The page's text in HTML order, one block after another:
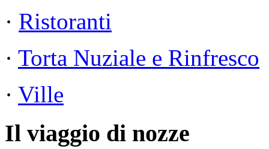
· Ristoranti
· Torta Nuziale e Rinfresco
· Ville
Il viaggio di nozze